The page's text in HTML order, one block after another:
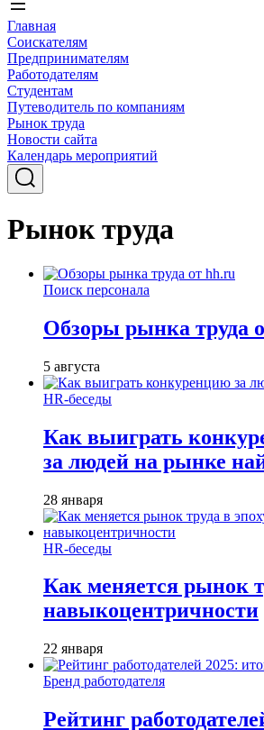
Главная
Соискателям
Предпринимателям
Работодателям
Студентам
Путеводитель по компаниям
Рынок труда
Новости сайта
Календарь мероприятий
Рынок труда
Поиск персонала
Обзоры рынка труда
5 августа
HR-беседы
Как выиграть
за людей на рынке
28 января
HR-беседы
Как меняется рынок
навыкоцентричности
22 января
Бренд работодателя
Рейтинг